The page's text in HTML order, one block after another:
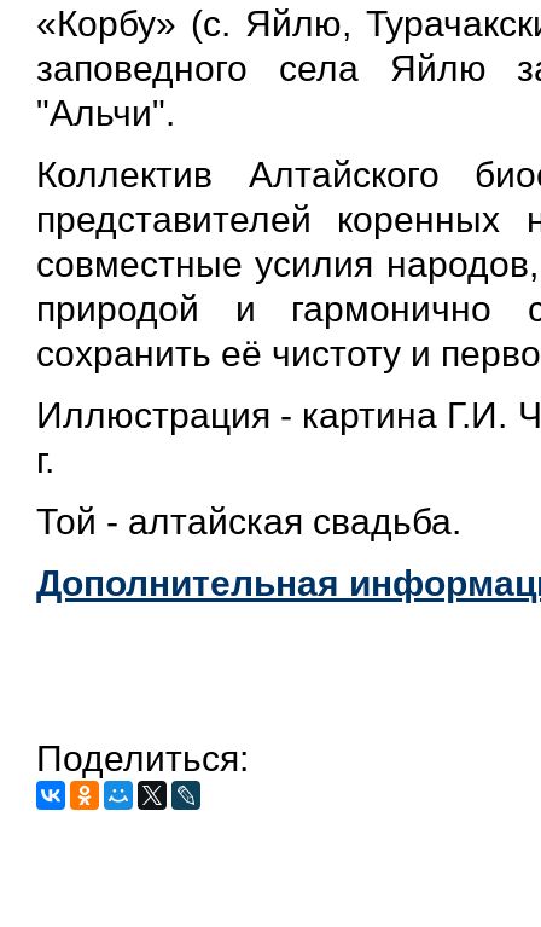
«Корбу» (с. Яйлю,
заповедного села Яйлю
"Альчи".
Коллектив Алтайского
представителей
совместные усилия
природой и гармонично
сохранить её чистоту и
Иллюстрация - картина Г.И.
г.
Той - алтайская свадьба.
Дополнительная
Поделиться: